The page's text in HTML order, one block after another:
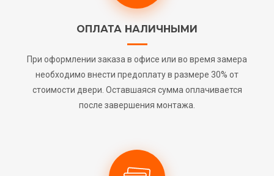
ОПЛАТА НАЛИЧНЫМИ
При оформлении заказа в офисе или во время замера
необходимо внести предоплату в размере 30% от
стоимости двери. Оставшаяся сумма оплачивается
после завершения монтажа.